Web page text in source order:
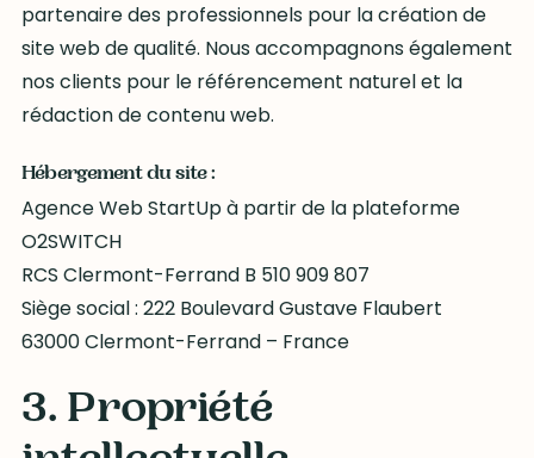
partenaire des professionnels pour la création de
site web de qualité. Nous accompagnons également
nos clients pour le référencement naturel et la
rédaction de contenu web.
Hébergement du site :
Agence Web StartUp à partir de la plateforme
O2SWITCH
RCS Clermont-Ferrand B 510 909 807
Siège social : 222 Boulevard Gustave Flaubert
63000 Clermont-Ferrand – France
3. Propriété